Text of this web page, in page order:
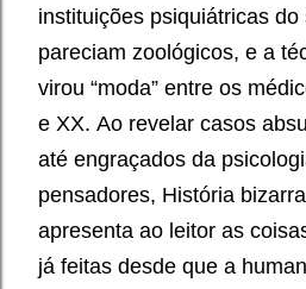
instituições psiquiátricas
pareciam zoológicos, e a
virou “moda” entre os
e XX. Ao revelar casos
até engraçados da
pensadores, História
apresenta ao leitor as
já feitas desde que a